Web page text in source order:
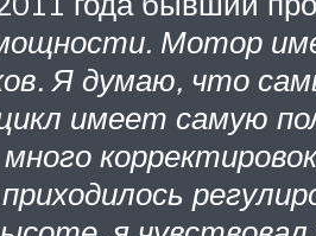
Мотор
Я думаю, что
имеет самую